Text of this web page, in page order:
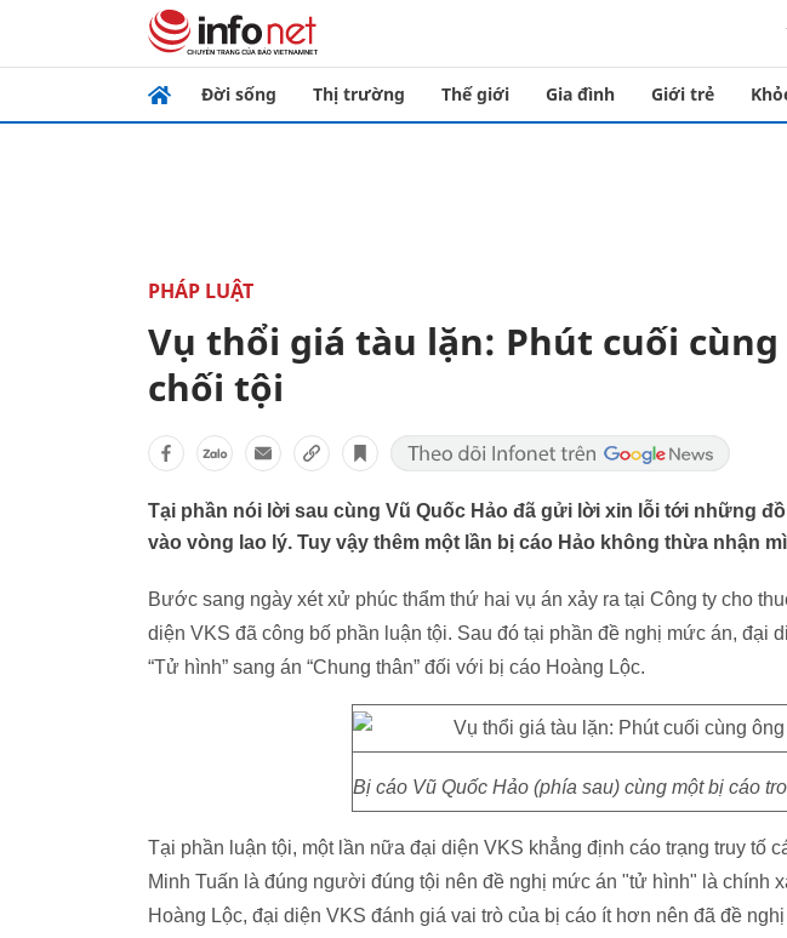
Đời sống Thị trường Thế giới Gia đình Giới trẻ
PHÁP LUẬT
Vụ thổi giá tàu lặn: Phút cuối
chối tội
Tại phần nói lời sau cùng Vũ Quốc Hảo đã gửi lời xin lỗi tới những
vào vòng lao lý. Tuy vậy thêm một lần bị cáo Hảo không thừa nhận
Bước sang ngày xét xử phúc thẩm thứ hai vụ án xảy ra tại Công ty cho
diện VKS đã công bố phần luận tội. Sau đó tại phần đề nghị mức án, đại
“Tử hình” sang án “Chung thân” đối với bị cáo Hoàng Lộc.
Bị cáo Vũ Quốc Hảo (phía sau) cùng một bị cáo
Tại phần luận tội, một lần nữa đại diện VKS khẳng định cáo trạng truy tố
Minh Tuấn là đúng người đúng tội nên đề nghị mức án "tử hình" là chính
Hoàng Lộc, đại diện VKS đánh giá vai trò của bị cáo ít hơn nên đã đề